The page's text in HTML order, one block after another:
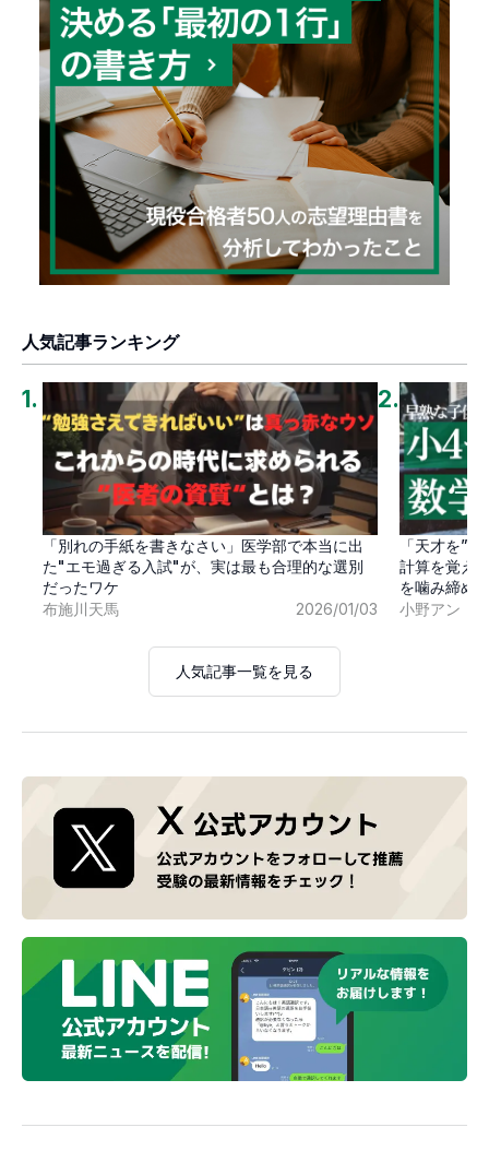
人気記事ランキング
1.
「別れの手紙を書きなさい」医学部で本当に出
た"エモ過ぎる入試"が、実は最も合理的な選別
だったワケ
布施川天馬
2026/01/03
2.
「天才を”
計算を覚え
を噛み締め
小野アン
人気記事一覧を見る